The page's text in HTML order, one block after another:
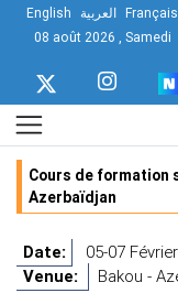
English العربية Français
08 août 2026 , Samedi
Cours de formation
Azerbaïdjan
Date:
05-07
Venue:
Bakou -